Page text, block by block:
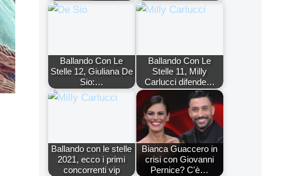
Ballando Con Le
Stelle 12, Giuliana De
Sio:…
Ballando Con Le
Stelle 11, Milly
Carlucci difende…
Ballando con le stelle
2021, ecco i primi
concorrenti vip
Bianca Guaccero in
crisi con Giovanni
Pernice? C'è…